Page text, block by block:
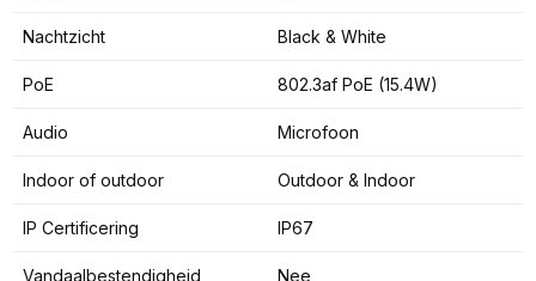
Nachtzicht Black & White
PoE 802.3af PoE (15.4W)
Audio Microfoon
Indoor of outdoor Outdoor & Indoor
IP Certificering IP67
Vandaalbestendigheid Nee